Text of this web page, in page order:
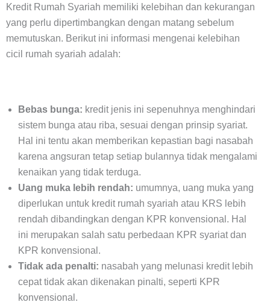
Kredit Rumah Syariah memiliki kelebihan dan kekurangan
yang perlu dipertimbangkan dengan matang sebelum
memutuskan. Berikut ini informasi mengenai kelebihan
cicil rumah syariah adalah:
Bebas bunga: kredit jenis ini sepenuhnya menghindari
sistem bunga atau riba, sesuai dengan prinsip syariat.
Hal ini tentu akan memberikan kepastian bagi nasabah
karena angsuran tetap setiap bulannya tidak mengalami
kenaikan yang tidak terduga.
Uang muka lebih rendah: umumnya, uang muka yang
diperlukan untuk kredit rumah syariah atau KRS lebih
rendah dibandingkan dengan KPR konvensional. Hal
ini merupakan salah satu perbedaan KPR syariat dan
KPR konvensional.
Tidak ada penalti: nasabah yang melunasi kredit lebih
cepat tidak akan dikenakan pinalti, seperti KPR
konvensional.